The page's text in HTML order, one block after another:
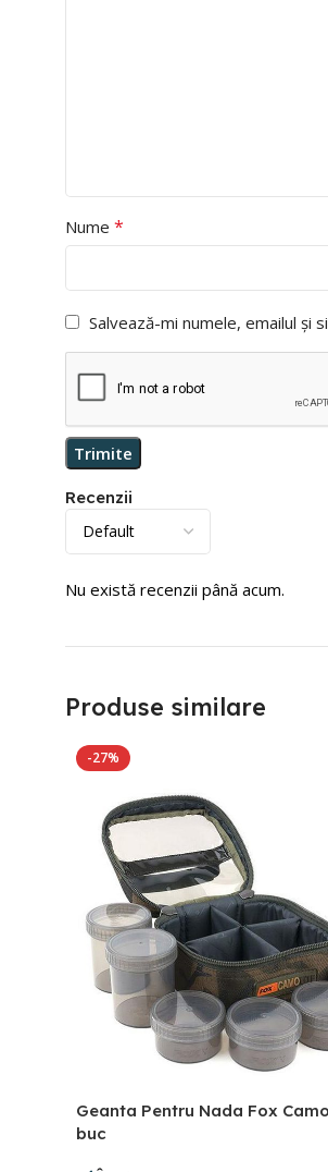
Recenzii
Nu există recenzii până acum.
Nume *
Salvează-mi numele, emailul
Produse similare
-27%
Geanta Pentru Nada Fox
buc